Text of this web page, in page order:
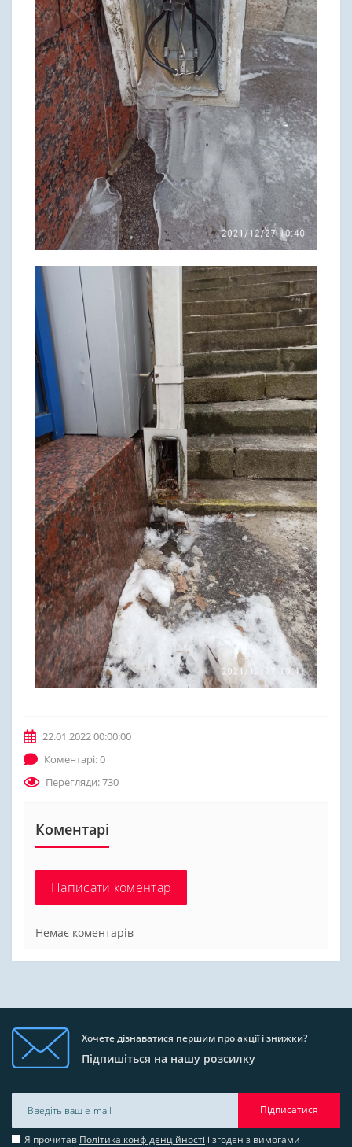
22.01.2022 00:00:00
Коментарі: 0
Перегляди: 730
Коментарі
Написати коментар
Немає коментарів
Хочете дізнаватися першим про акції і знижки?
Підпишіться на нашу розсилку
Підписатися
Я прочитав Політика конфіденційності і згоден з вимогами